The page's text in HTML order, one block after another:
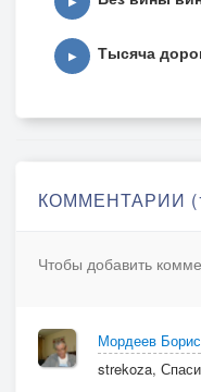
За то, что
▶ Тысяча
КОММЕНТАРИИ
Чтобы добавить
Мордеев Борис
strekoza,